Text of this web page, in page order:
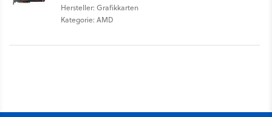
Hersteller: Grafikkarten
Kategorie: AMD